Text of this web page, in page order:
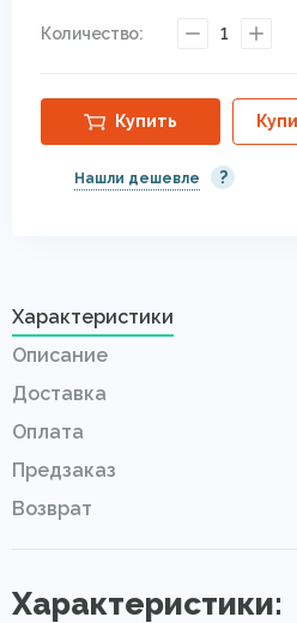
Количество: 1
Купить
Нашли дешевле ?
Характеристики
Описание
Доставка
Оплата
Предзаказ
Возврат
Характеристики: